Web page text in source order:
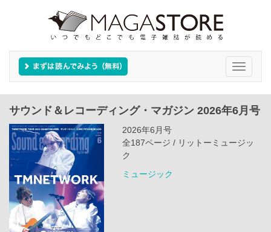
Toggle
サウンド＆レコーディング・マガジン 2026年6月号
2026年6月号
全187ページ / リットーミュージッ
ク
ミュージック